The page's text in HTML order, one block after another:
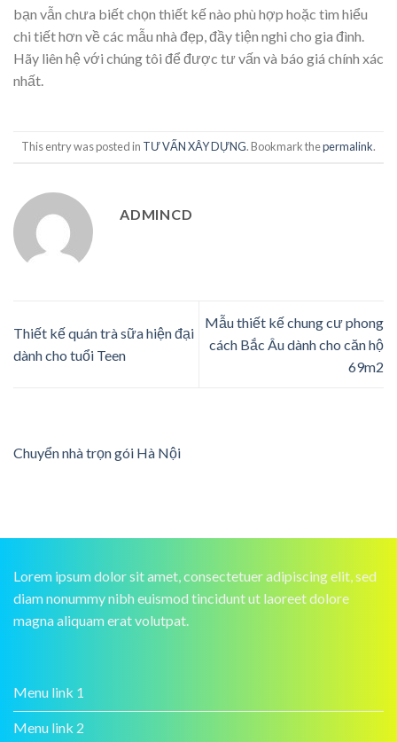
bạn vẫn chưa biết chọn thiết kế nào phù hợp hoặc tìm hiểu
chi tiết hơn về các mẫu nhà đẹp, đầy tiện nghi cho gia đình.
Hãy liên hệ với chúng tôi để được tư vấn và báo giá chính xác
nhất.
This entry was posted in TƯ VẤN XÂY DỰNG. Bookmark thepermalink.
ADMINCD
Thiết kế quán trà sữa hiện đại
dành cho tuổi Teen
Mẫu thiết kế chung cư phong
cách Bắc Âu dành cho căn hộ
69m2
Chuyển nhà trọn gói Hà Nội
Lorem ipsum dolor sit amet, consectetuer adipiscing elit, sed
diam nonummy nibh euismod tincidunt ut laoreet dolore
magna aliquam erat volutpat.
Menu link 1
Menu link 2